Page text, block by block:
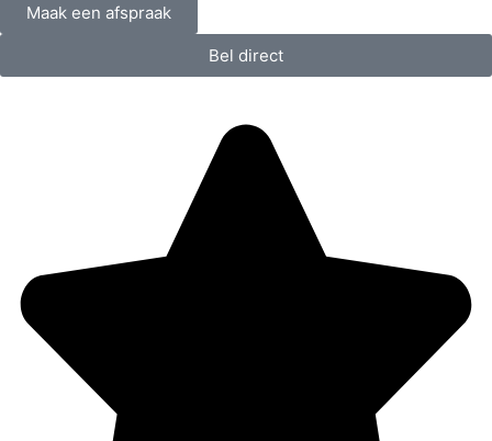
Maak een afspraak
Bel direct